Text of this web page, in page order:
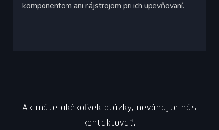
komponentom ani nájstrojom pri ich upevňovaní.
Ak máte akékoľvek otázky, neváhajte nás
kontaktovať.